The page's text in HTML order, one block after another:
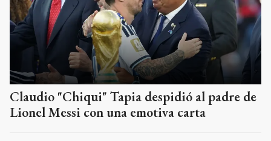
Claudio "Chiqui" Tapia despidió al padre de
Lionel Messi con una emotiva carta